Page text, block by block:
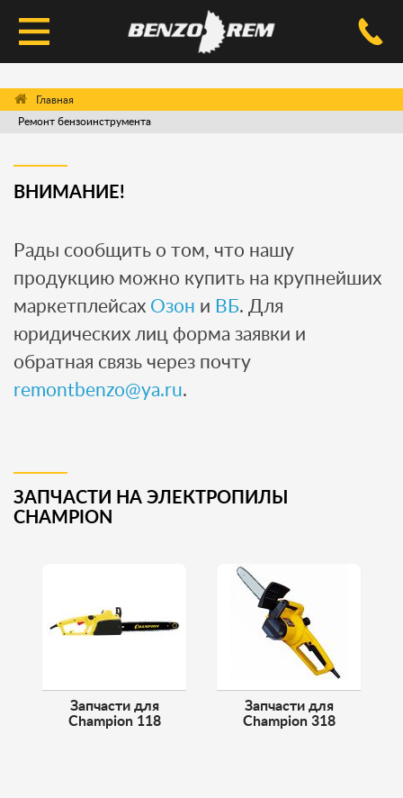
КОНТАКТЫ
Ремонт бензоинструмента
ВНИМАНИЕ!
Рады сообщить о том, что нашу
продукцию можно купить на крупнейших
маркетплейсах Озон и ВБ. Для
юридических лиц форма заявки и
обратная связь через почту
remontbenzo@ya.ru.
ЗАПЧАСТИ НА ЭЛЕКТРОПИЛЫ
CHAMPION
Запчасти для
Champion 118
Запчасти для
Champion 318